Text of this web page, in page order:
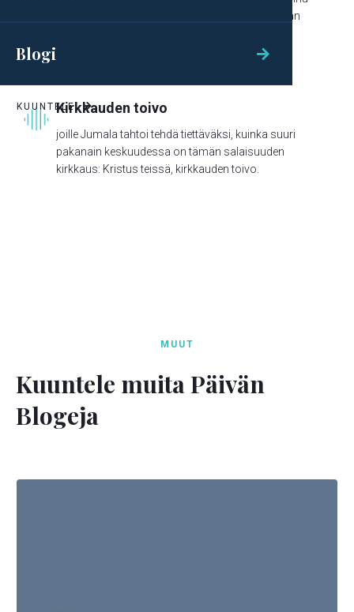
Blogi 
tahdon auttaa sinua, ja sinun pitää kunnioittaman
Kirkkauden toivo
joille Jumala tahtoi tehdä tiettäväksi, kuinka suuri
pakanain keskuudessa on tämän salaisuuden
kirkkaus: Kristus teissä, kirkkauden toivo.
KUUNTELE 
MUUT
Kuuntele muita Päivän
Blogeja